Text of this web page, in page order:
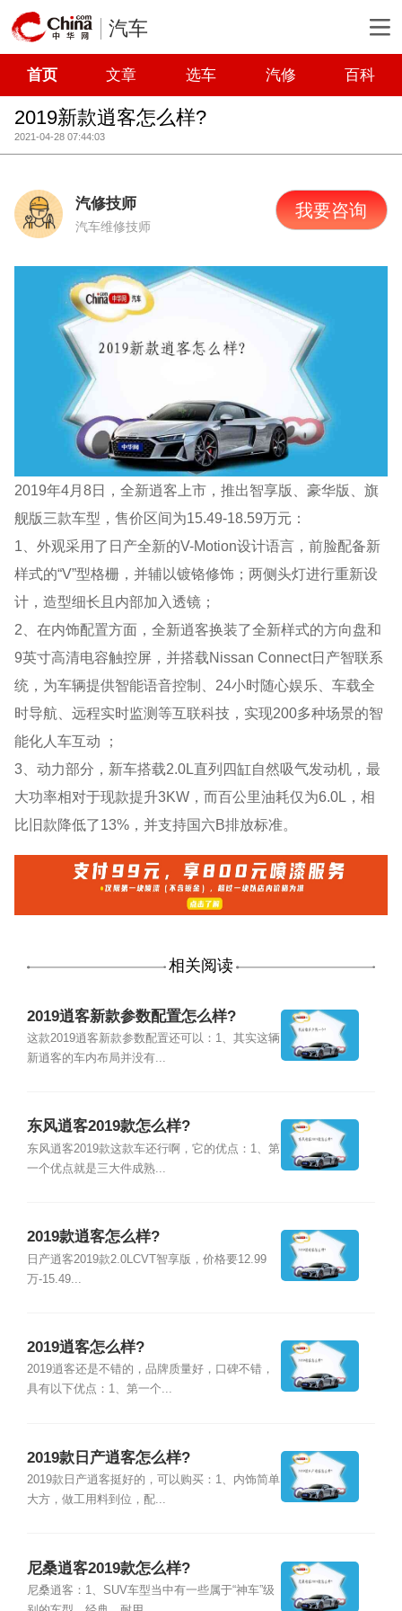
汽车
首页 文章 选车 汽修 百科
2019新款逍客怎么样?
2021-04-28 07:44:03
汽修技师
汽车维修技师
我要咨询
2019年4月8日，全新逍客上市，推出智享版、豪华版、旗
舰版三款车型，售价区间为15.49-18.59万元：
1、外观采用了日产全新的V-Motion设计语言，前脸配备新
样式的“V”型格栅，并辅以镀铬修饰；两侧头灯进行重新设
计，造型细长且内部加入透镜；
2、在内饰配置方面，全新逍客换装了全新样式的方向盘和
9英寸高清电容触控屏，并搭载Nissan Connect日产智联系
统，为车辆提供智能语音控制、24小时随心娱乐、车载全
时导航、远程实时监测等互联科技，实现200多种场景的智
能化人车互动 ；
3、动力部分，新车搭载2.0L直列四缸自然吸气发动机，最
大功率相对于现款提升3KW，而百公里油耗仅为6.0L，相
比旧款降低了13%，并支持国六B排放标准。
相关阅读
2019逍客新款参数配置怎么样?
这款2019逍客新款参数配置还可以：1、其实这辆
新逍客的车内布局并没有...
东风逍客2019款怎么样?
东风逍客2019款这款车还行啊，它的优点：1、第
一个优点就是三大件成熟...
2019款逍客怎么样?
日产逍客2019款2.0LCVT智享版，价格要12.99
万-15.49...
2019逍客怎么样?
2019逍客还是不错的，品牌质量好，口碑不错，
具有以下优点：1、第一个...
2019款日产逍客怎么样?
2019款日产逍客挺好的，可以购买：1、内饰简单
大方，做工用料到位，配...
尼桑逍客2019款怎么样?
尼桑逍客：1、SUV车型当中有一些属于“神车”级